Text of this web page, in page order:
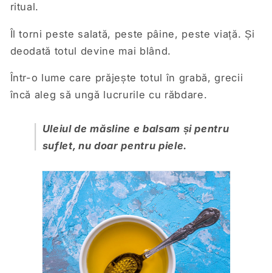
ritual.
Îl torni peste salată, peste pâine, peste viață. Și
deodată totul devine mai blând.
Într-o lume care prăjește totul în grabă, grecii
încă aleg să ungă lucrurile cu răbdare.
Uleiul de măsline e balsam și pentru
suflet, nu doar pentru piele.